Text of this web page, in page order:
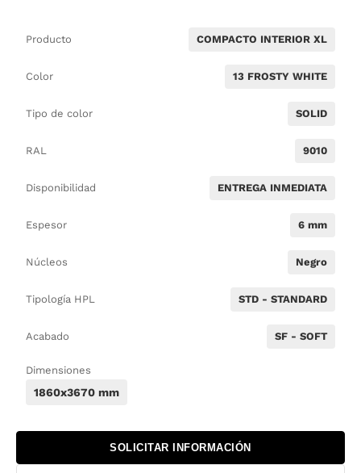
Producto COMPACTO INTERIOR XL
Color 13 FROSTY WHITE
Tipo de color SOLID
RAL 9010
Disponibilidad ENTREGA INMEDIATA
Espesor 6 mm
Núcleos Negro
Tipología HPL STD - STANDARD
Acabado SF - SOFT
Dimensiones
1860x3670 mm
SOLICITAR INFORMACIÓN